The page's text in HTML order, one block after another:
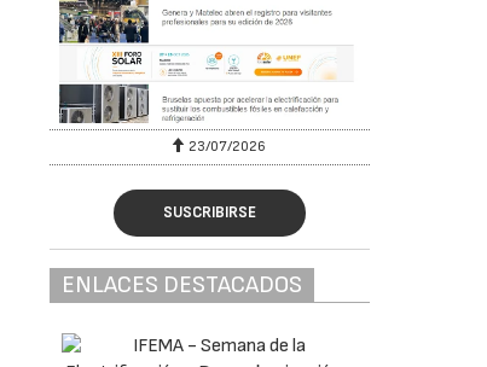
23/07/2026
SUSCRIBIRSE
ENLACES DESTACADOS